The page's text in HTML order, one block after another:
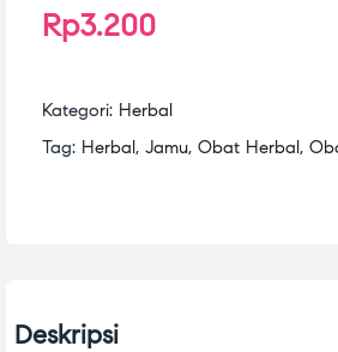
Rp3.200
Kategori: Herbal
Tag: Herbal, Jamu, Obat Herbal,
Deskripsi